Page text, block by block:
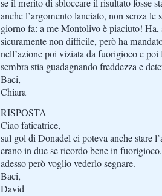
se il merito di sbloccare il risultato fosse
anche l’argomento lanciato, non senza le
giorno fa: a me Montolivo è piaciuto!
sicuramente non difficile, però ha
nell’azione poi viziata da fuorigioco e
sembra stia guadagnando freddezza e
Baci,
Chiara
RISPOSTA
Ciao faticatrice,
sul gol di Donadel ci poteva anche stare
erano in due se ricordo bene in
adesso però voglio vederlo segnare.
Baci,
David